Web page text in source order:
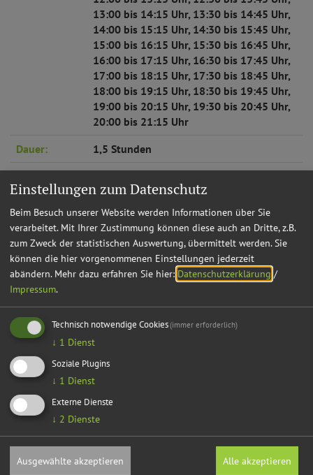
13:00 bis 14:15 Uhr, 13:30 bis 14:45 Uhr,
14:00 bis 15:15 Uhr, 14:30 bis 15:45 Uhr,
15:00 bis 16:15 Uhr, 15:30 bis 16:45 Uhr,
16:00 bis 17:15 Uhr, 16:30 bis 17:45 Uhr,
17:00 bis 18:15 Uhr, 17:30 bis 18:45 Uhr,
18:00 bis 19:15 Uhr, 18:30 bis 19:45 Uhr,
19:00 bis 20:15 Uhr, 19:30 bis 20:45 Uhr,
20:00 bis 21:15 Uhr
Dauer:
1,5 Stunden
jetzt buchen
Preis
58,- € pro Gruppe
Anmeldung ist erforderlich!
Möchten Sie von
Einstellungen zum Datenschutz
Beim Besuch unserer Website werden Informationen über Sie
verarbeitet. Mit Ihrer Zustimmung können diese auch an Dritte, z.B.
zum Zweck der statistischen Auswertung, übermittelt werden. Sie
können die hier vorgenommenen Einstellungen jederzeit
abändern. Mehr dazu erfahren Sie hier: Datenschutzerklärung /
Impressum.
Technisch notwendige Cookies(immer erforderlich)
↓ 1 Dienst
Soziale Plugins
↓ 1 Dienst
Externe Dienste
↓ 2 Dienste
Ausgewählte akzeptieren Alle akzeptieren